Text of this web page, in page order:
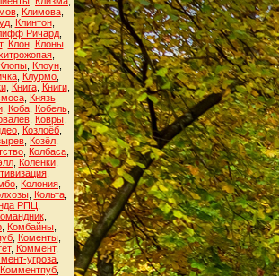
, Климова,
, Клинтон,
Ричард,
, Клон, Клоны,
Клопы Клоун
Клурмо
, Книга, Книги,
, Князь
, Коба, Кобель,
Ковры
Козлоёб
Козёл
Колбаса
, Коленки,
,
Колония
, Кольта,
РПЦ
,
Комбайны
, Коменты,
, Коммент,
угроза
Комментпуб